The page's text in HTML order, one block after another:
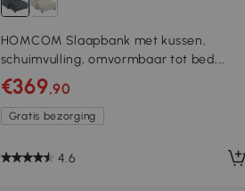
HOMCOM Slaapbank met kussen,
schuimvulling, omvormbaar tot bed,
bekerhouder, grijs
€369,90
Gratis bezorging
4.6